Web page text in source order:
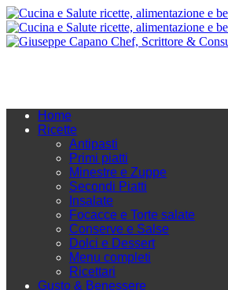
Home
Ricette
Antipasti
Primi piatti
Minestre e Zuppe
Secondi Piatti
Insalate
Focacce e Torte salate
Conserve e Salse
Dolci e Dessert
Menu completi
Ricettari
Gusto & Benessere